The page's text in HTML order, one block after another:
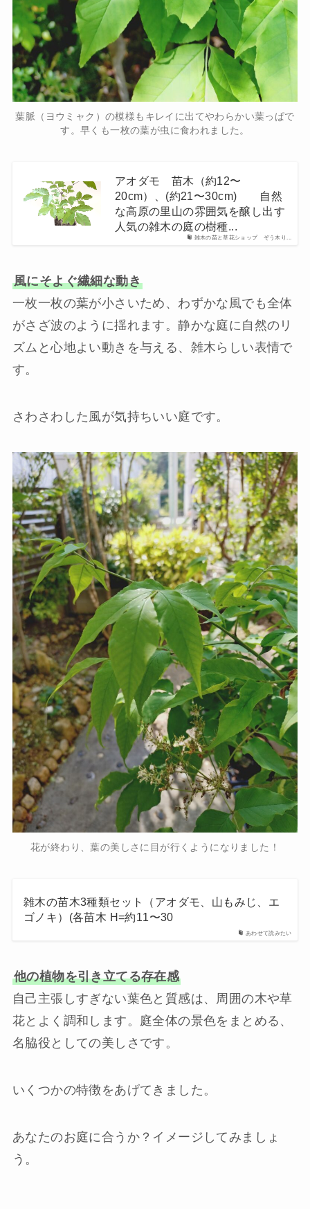
葉脈（ヨウミャク）の模様もキレイに出てやわらかい葉っぱで
す。早くも一枚の葉が虫に食われました。
雑木の苗と草花ショップ ぞう木り...
アオダモ 苗木（約12〜
20cm）、(約21〜30cm) 自然
な高原の里山の雰囲気を醸し出す
人気の雑木の庭の樹種...
風にそよぐ繊細な動き
一枚一枚の葉が小さいため、わずかな風でも全体
がさざ波のように揺れます。静かな庭に自然のリ
ズムと心地よい動きを与える、雑木らしい表情で
す。
さわさわした風が気持ちいい庭です。
花が終わり、葉の美しさに目が行くようになりました！
あわせて読みたい
雑木の苗木3種類セット（アオダモ、山もみじ、エ
ゴノキ）(各苗木 H=約11〜30
他の植物を引き立てる存在感
自己主張しすぎない葉色と質感は、周囲の木や草
花とよく調和します。庭全体の景色をまとめる、
名脇役としての美しさです。
いくつかの特徴をあげてきました。
あなたのお庭に合うか？イメージしてみましょ
う。